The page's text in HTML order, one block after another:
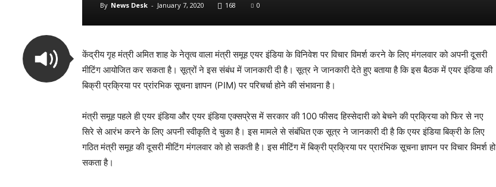
By News Desk - January 7, 2020 168 0
केंद्रीय गृह मंत्री अमित शाह के नेतृत्व वाला मंत्री समूह एयर इंडिया के विनिवेश पर विचार विमर्श करने के लिए मंगलवार को अपनी दूसरी
मीटिंग आयोजित कर सकता है। सूत्रों ने इस संबंध में जानकारी दी है। सूत्र ने जानकारी देते हुए बताया है कि इस बैठक में एयर इंडिया की
बिक्री प्रक्रिया पर प्रांरभिक सूचना ज्ञापन (PIM) पर परिचर्चा होने की संभावना है।
मंत्री समूह पहले ही एयर इंडिया और एयर इंडिया एक्‍सप्रेस में सरकार की 100 फीसद हिस्‍सेदारी को बेचने की प्रक्रिया को फिर से नए
सिरे से आरंभ करने के लिए अपनी स्वीकृति दे चुका है। इस मामले से संबंधित एक सूत्र ने जानकारी दी है कि एयर इंडिया बिक्री के लिए
गठित मंत्री समूह की दूसरी मीटिंग मंगलवार को हो सकती है। इस मीटिंग में बिक्री प्रक्रिया पर प्रारंभिक सूचना ज्ञापन पर विचार विमर्श हो
सकता है।